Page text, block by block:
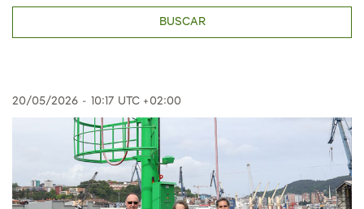
BUSCAR
20/05/2026 - 10:17 UTC +02:00